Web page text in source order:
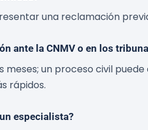
una reclamación
ante la CNMV o en los
meses; un proceso civil
rápidos.
especialista?